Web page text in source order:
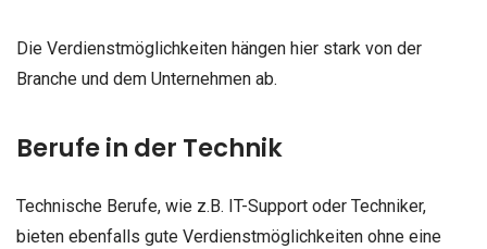
Die Verdienstmöglichkeiten hängen hier stark von der
Branche und dem Unternehmen ab.
Berufe in der Technik
Technische Berufe, wie z.B. IT-Support oder Techniker,
bieten ebenfalls gute Verdienstmöglichkeiten ohne eine